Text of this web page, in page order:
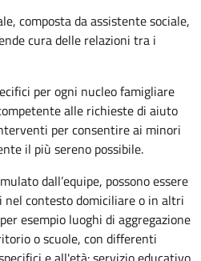
composta da assistente sociale,
cura delle relazioni tra i
per ogni nucleo famigliare
alle richieste di aiuto
per consentire ai minori
il più sereno possibile.
dall’equipe, possono essere
contesto domiciliare o in altri
esempio luoghi di aggregazione
o scuole, con differenti